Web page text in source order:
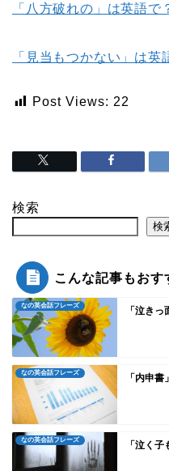
「八方破れの」は英語で
「見当もつかない」は英
Post Views: 22
検索
検
こんな記事もおす
なの英会話フレーズ 「泣き
なの英会話フレーズ 「内申
なの英会話フレーズ 「泣く